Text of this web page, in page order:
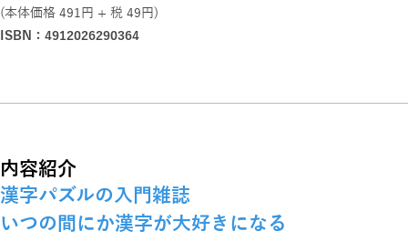
(本体価格 491円 + 税 49円)
ISBN：4912026290364
内容紹介
漢字パズルの入門雑誌
いつの間にか漢字が大好きになる